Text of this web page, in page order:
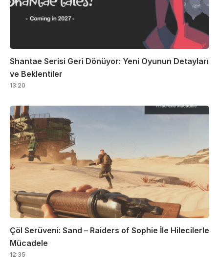
Shantae Serisi Geri Dönüyor: Yeni Oyunun Detayları
ve Beklentiler
13:20
Çöl Serüveni: Sand – Raiders of Sophie İle Hilecilerle
Mücadele
12:35